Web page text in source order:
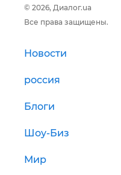
© 2026, Диалог.ua
Все права защищены.
Новости
россия
Блоги
Шоу-Биз
Мир